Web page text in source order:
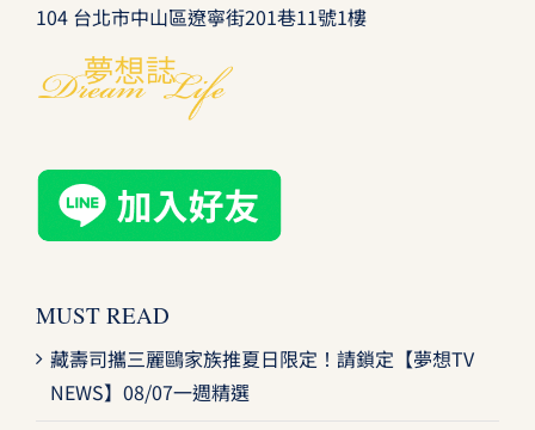
104 台北市中山區遼寧街201巷11號1樓
MUST READ
藏壽司攜三麗鷗家族推夏日限定！請鎖定【夢想TV
NEWS】08/07一週精選